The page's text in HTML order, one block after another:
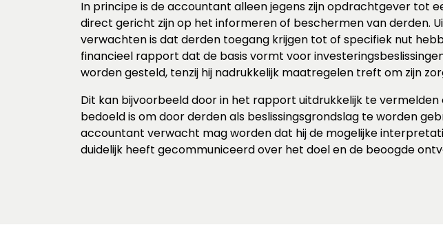
In principe is de accountant alleen jegens zijn opdrachtgever tot
direct gericht zijn op het informeren of beschermen van derden.
verwachten is dat derden toegang krijgen tot of specifiek nut
financieel rapport dat de basis vormt voor
worden gesteld, tenzij hij nadrukkelijk maatregelen treft om zijn
Dit kan bijvoorbeeld door in het rapport uitdrukkelijk te
bedoeld is om door derden als beslissingsgrondslag te worden
accountant verwacht mag worden dat hij de mogelijke
duidelijk heeft gecommuniceerd over het doel en de beoogde